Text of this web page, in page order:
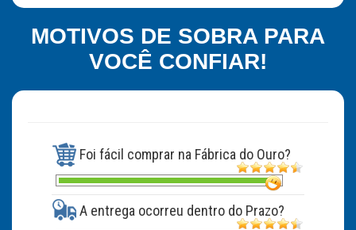
MOTIVOS DE SOBRA PARA
VOCÊ CONFIAR!
Foi fácil comprar na Fábrica do Ouro?
A entrega ocorreu dentro do Prazo?